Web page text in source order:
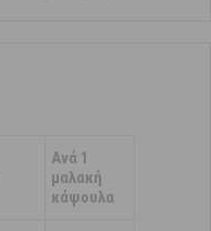
Ανά 1
μαλακή
κάψουλα